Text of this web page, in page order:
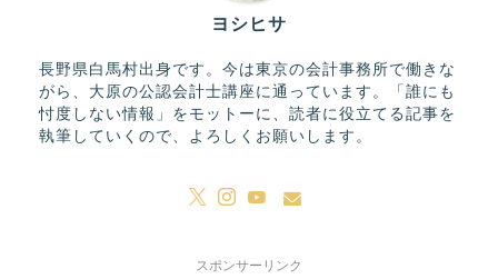
ヨシヒサ
長野県白馬村出身です。今は東京の会計事務所で働きな
がら、大原の公認会計士講座に通っています。「誰にも
忖度しない情報」をモットーに、読者に役立てる記事を
執筆していくので、よろしくお願いします。
スポンサーリンク